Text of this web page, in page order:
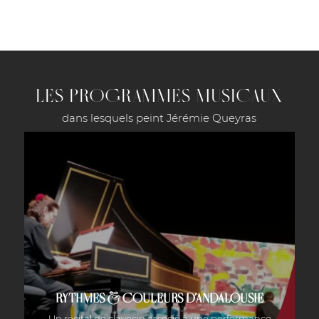
LES PROGRAMMES MUSICAUX
dans lesquels peint Jérémie Queyras
RYTHMES & COULEURS D’ANDALOUSIE